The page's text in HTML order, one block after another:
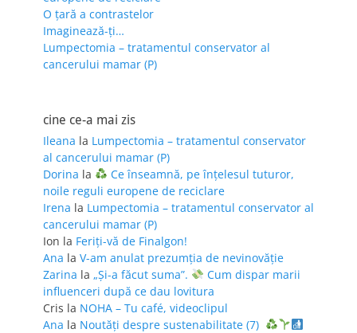
O țară a contrastelor
Imaginează-ți…
Lumpectomia – tratamentul conservator al
cancerului mamar (P)
cine ce-a mai zis
Ileana la Lumpectomia – tratamentul conservator
al cancerului mamar (P)
Dorina la
Ce înseamnă, pe înțelesul tuturor,
noile reguli europene de reciclare
Irena la Lumpectomia – tratamentul conservator al
cancerului mamar (P)
Ion la Feriţi-vă de Finalgon!
Ana la V-am anulat prezumția de nevinovăție
Zarina la „Și-a făcut suma”.
Cum dispar marii
influenceri după ce dau lovitura
Cris la NOHA – Tu café, videoclipul
Ana la Noutăți despre sustenabilitate (7)